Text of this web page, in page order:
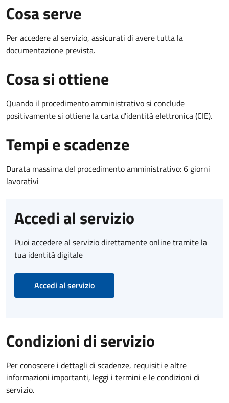
Cosa serve
Per accedere al servizio, assicurati di avere tutta la
documentazione prevista.
Cosa si ottiene
Quando il procedimento amministrativo si conclude
positivamente si ottiene la carta d'identità elettronica (CIE).
Tempi e scadenze
Durata massima del procedimento amministrativo: 6 giorni
lavorativi
Accedi al servizio
Puoi accedere al servizio direttamente online tramite la
tua identità digitale
Accedi al servizio
Condizioni di servizio
Per conoscere i dettagli di scadenze, requisiti e altre
informazioni importanti, leggi i termini e le condizioni di
servizio.